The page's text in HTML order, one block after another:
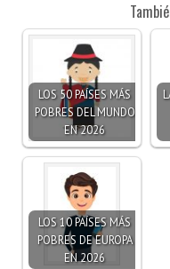
LOS 50 PAÍSES MÁS
POBRES DEL MUNDO
EN 2026
LOS 10 PAÍSES MÁS
POBRES DE EUROPA
EN 2026